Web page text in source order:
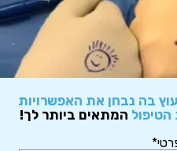
בה נבחן את האפשרויות
הטיפול המתאים ביותר לך!